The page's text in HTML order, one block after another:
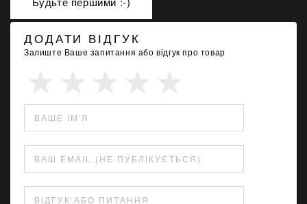
ДОДАТИ ВІДГУК
Залиште Ваше запитання або відгук про товар
ВАШЕ ІМ'Я
ВАШ EMAIL (НЕ ПУБЛІКУЄТЬСЯ)
ВІДГУК АБО ПИТАННЯ